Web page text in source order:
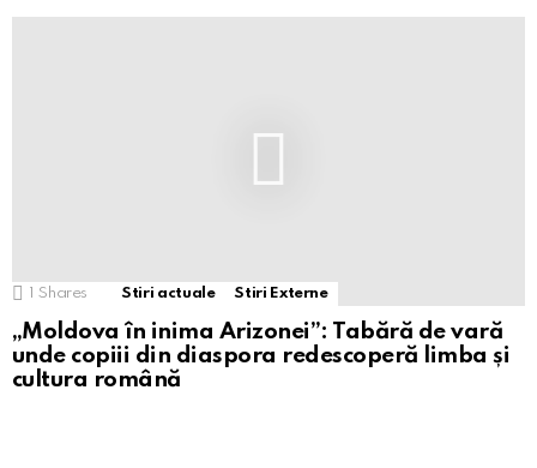
1 Shares Stiri actuale Stiri Externe
„Moldova în inima Arizonei”: Tabără de vară
unde copiii din diaspora redescoperă limba și
cultura română